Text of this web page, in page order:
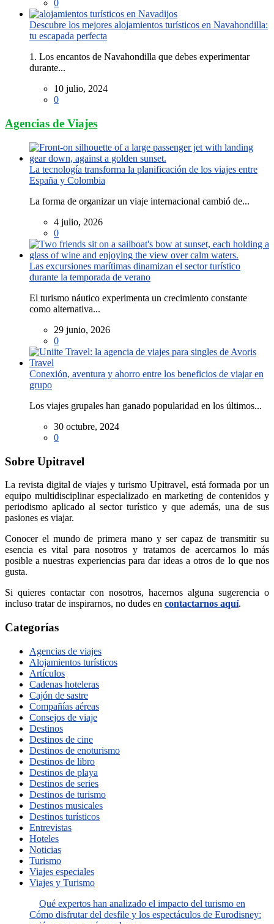
0
Descubre los mejores alojamientos turísticos en Navahondilla:
tu escapada perfecta
1. Los encantos de Navahondilla que debes experimentar
durante...
10 julio, 2024
0
Agencias de Viajes
La tecnología transforma la planificación de los viajes entre
España y Colombia
La forma de organizar un viaje internacional cambió de...
4 julio, 2026
0
Las excursiones marítimas dinamizan el sector turístico
durante la temporada de verano
El turismo náutico experimenta un crecimiento constante
como alternativa...
29 junio, 2026
0
Conexión, aventura y ahorro entre los beneficios de viajar en
grupo
Los viajes grupales han ganado popularidad en los últimos...
30 octubre, 2024
0
Sobre Upitravel
La revista digital de viajes y turismo Upitravel, está formada por un
equipo multidisciplinar especializado en marketing de contenidos y
periodismo aplicado al sector turístico y que además, una de sus
pasiones es viajar.
Conocer el mundo de primera mano y ser capaz de transmitir su
esencia es vital para nosotros y tratamos de acercarnos lo más
posible a nuestras experiencias para dar ideas a otros de lo que nos
gusta.
Si quieres contactar con nosotros, hacernos alguna sugerencia o
incluso tratar de inspirarnos, no dudes en contactarnos aquí.
Categorías
Agencias de viajes
Alojamientos turísticos
Artículos
Cadenas hoteleras
Cajón de sastre
Compañías aéreas
Consejos de viaje
Destinos
Destinos de cine
Destinos de enoturismo
Destinos de libro
Destinos de playa
Destinos de series
Destinos de turismo
Destinos musicales
Destinos turísticos
Entrevistas
Hoteles
Noticias
Turismo
Viajes especiales
Viajes y Turismo
Qué expertos han analizado el impacto del turismo en
Cómo disfrutar del desfile y los espectáculos de Eurodisney: